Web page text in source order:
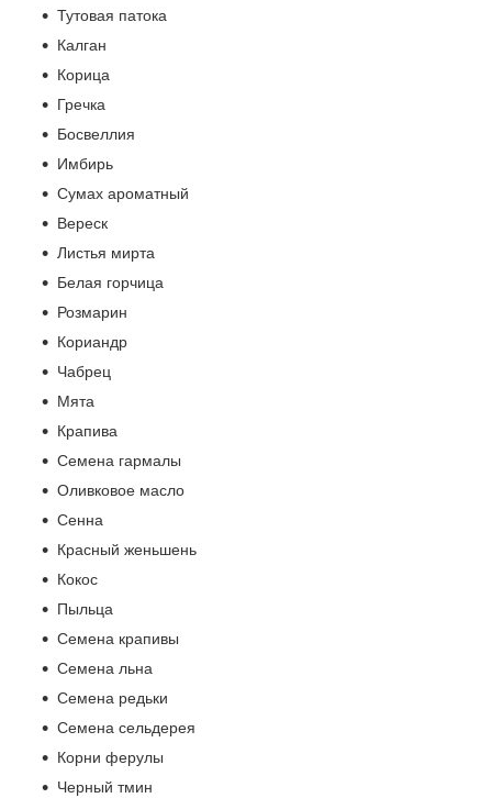
Тутовая патока
Калган
Корица
Гречка
Босвеллия
Имбирь
Сумах ароматный
Вереск
Листья мирта
Белая горчица
Розмарин
Кориандр
Чабрец
Мята
Крапива
Семена гармалы
Оливковое масло
Сенна
Красный женьшень
Кокос
Пыльца
Семена крапивы
Семена льна
Семена редьки
Семена сельдерея
Корни ферулы
Черный тмин